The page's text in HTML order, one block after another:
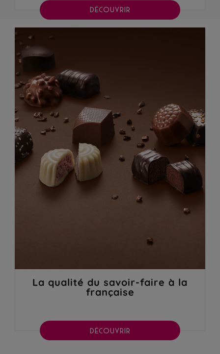
DÉCOUVRIR
La qualité du savoir-faire à la
française
DÉCOUVRIR